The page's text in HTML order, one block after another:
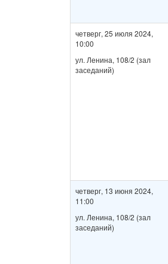
четверг, 25 июля 2024,
10:00
ул. Ленина, 108/2 (зал
заседаний)
четверг, 13 июня 2024,
11:00
ул. Ленина, 108/2 (зал
заседаний)